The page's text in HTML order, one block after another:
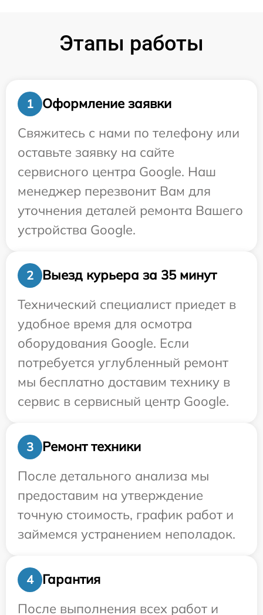
Этапы работы
1
Оформление заявки
Свяжитесь с нами по телефону или
оставьте заявку на сайте
сервисного центра Google. Наш
менеджер перезвонит Вам для
уточнения деталей ремонта Вашего
устройства Google.
2
Выезд курьера за 35 минут
Технический специалист приедет в
удобное время для осмотра
оборудования Google. Если
потребуется углубленный ремонт
мы бесплатно доставим технику в
сервис в сервисный центр Google.
3
Ремонт техники
После детального анализа мы
предоставим на утверждение
точную стоимость, график работ и
займемся устранением неполадок.
4
Гарантия
После выполнения всех работ и